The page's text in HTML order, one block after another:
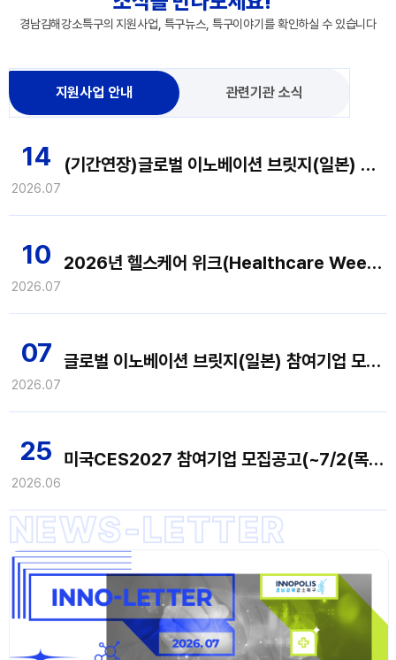
경남김해강소특구의 지원사업, 특구뉴스, 특구이야기를 확인하실 수 있습니다
지원사업 안내 관련기관 소식
14
2026.07
(기간연장)글로벌 이노베이션 브릿지(일본) 참여기업 모집 공고(~7/21(화) 14:00까지)
10
2026.07
2026년 헬스케어 위크(Healthcare Week 2026) 참여기업 모집공고(~7/20(월). 14:00까지)
07
2026.07
글로벌 이노베이션 브릿지(일본) 참여기업 모집 공고(~7/14(화) 14:00까지)
25
2026.06
미국CES2027 참여기업 모집공고(~7/2(목) 14:00까지)
NEWS-LETTER